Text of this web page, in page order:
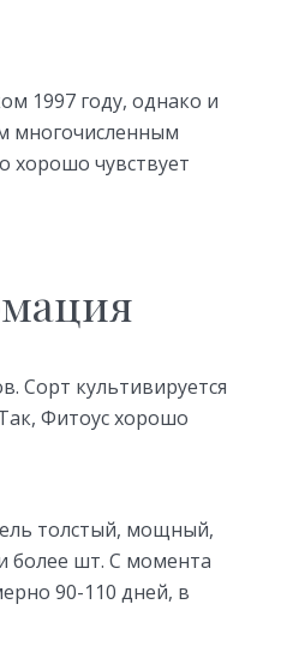
1997 году, однако и
многочисленным
хорошо чувствует
Сорт культивируется
Фитоус хорошо
толстый, мощный,
более шт. С момента
90-110 дней, в